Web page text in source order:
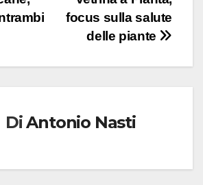
focus sulla salute
delle piante
DiAntonio Nasti